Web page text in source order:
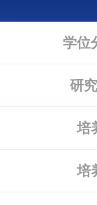
学位
研
培
培